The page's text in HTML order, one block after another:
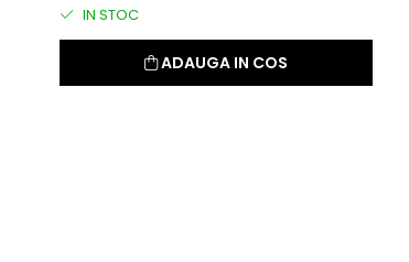
IN STOC
ADAUGA IN COS